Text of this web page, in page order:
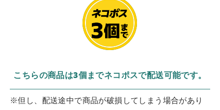
こちらの商品は3個までネコポスで配送可能です。
※但し、配送途中で商品が破損してしまう場合があり